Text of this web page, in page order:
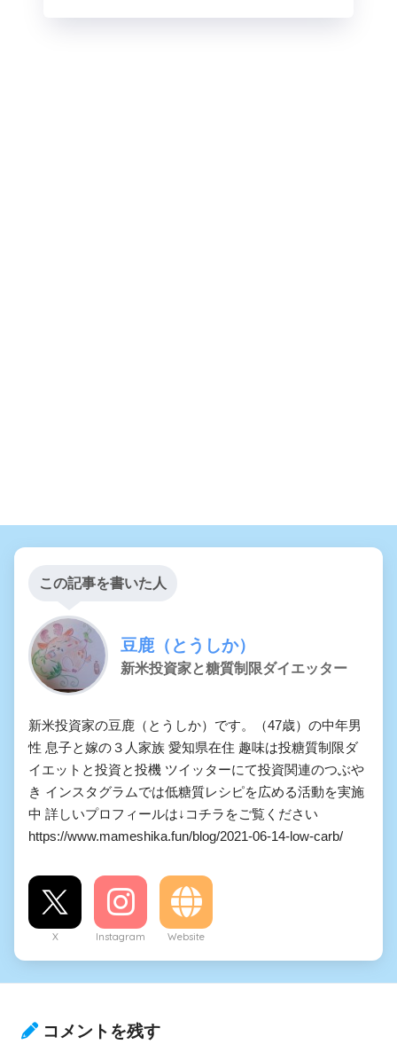
この記事を書いた人
豆鹿（とうしか）
新米投資家と糖質制限ダイエッター
新米投資家の豆鹿（とうしか）です。（47歳）の中年男
性 息子と嫁の３人家族 愛知県在住 趣味は投糖質制限ダ
イエットと投資と投機 ツイッターにて投資関連のつぶや
き インスタグラムでは低糖質レシピを広める活動を実施
中 詳しいプロフィールは↓コチラをご覧ください
https://www.mameshika.fun/blog/2021-06-14-low-carb/
X Instagram Website
コメントを残す